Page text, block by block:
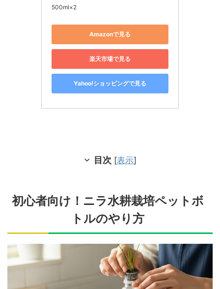
500ml×2
Amazonで見る
楽天市場で見る
Yahoo!ショッピングで見る
目次 [表示]
初心者向け！ニラ水耕栽培ペットボ
トルのやり方